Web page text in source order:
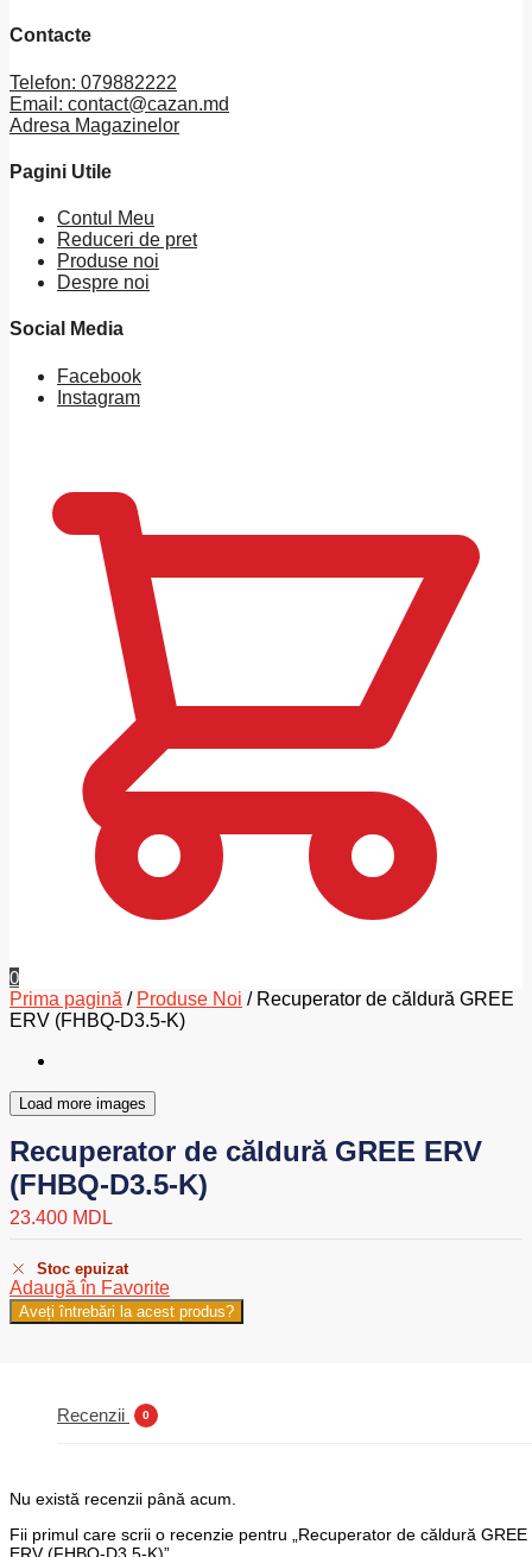
Contacte
Telefon: 079882222
Email: contact@cazan.md
Adresa Magazinelor
Pagini Utile
Contul Meu
Reduceri de pret
Produse noi
Despre noi
Social Media
Facebook
Instagram
0
Prima pagină / Produse Noi / Recuperator de căldură GREE
ERV (FHBQ-D3.5-K)
Load more images
Recuperator de căldură GREE ERV
(FHBQ-D3.5-K)
23.400 MDL
Stoc epuizat
Adaugă în Favorite
Aveți întrebări la acest produs?
Recenzii 0
Nu există recenzii până acum.
Fii primul care scrii o recenzie pentru „Recuperator de căldură GREE